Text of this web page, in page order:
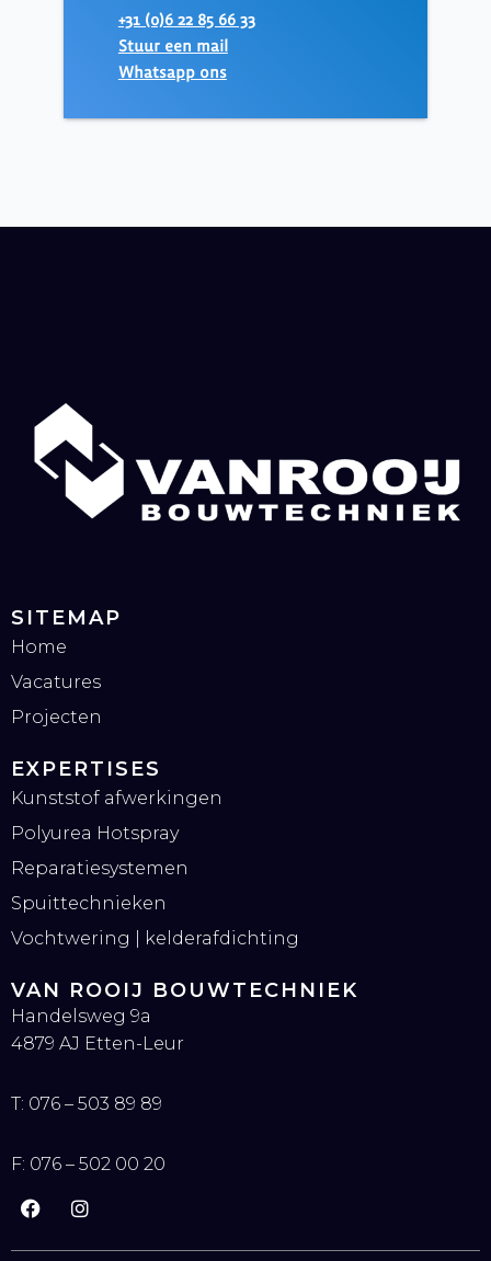
+31 (0)6 22 85 66 33
Stuur een mail
Whatsapp ons
SITEMAP
Home
Vacatures
Projecten
EXPERTISES
Kunststof afwerkingen
Polyurea Hotspray
Reparatiesystemen
Spuittechnieken
Vochtwering | kelderafdichting
VAN ROOIJ BOUWTECHNIEK
Handelsweg 9a
4879 AJ Etten-Leur
T: 076 – 503 89 89
F: 076 – 502 00 20
F I